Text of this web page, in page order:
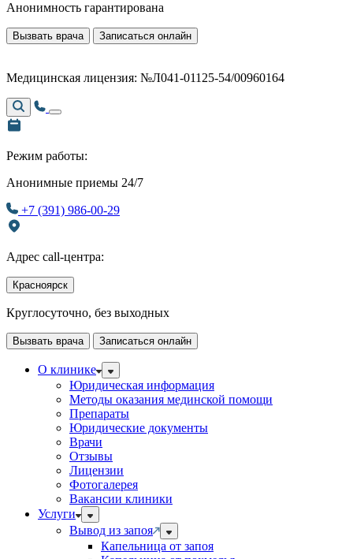
Анонимность гарантирована
Вызвать врача Записаться онлайн
Медицинская лицензия: №Л041-01125-54/00960164
Режим работы:
Анонимные приемы 24/7
+7 (391) 986-00-29
Адрес call-центра:
Красноярск
Круглосуточно, без выходных
Вызвать врача Записаться онлайн
О клинике
Юридическая информация
Методы оказания мединской помощи
Препараты
Юридические документы
Врачи
Отзывы
Лицензии
Фотогалерея
Вакансии клиники
Услуги
Вывод из запоя
Капельница от запоя